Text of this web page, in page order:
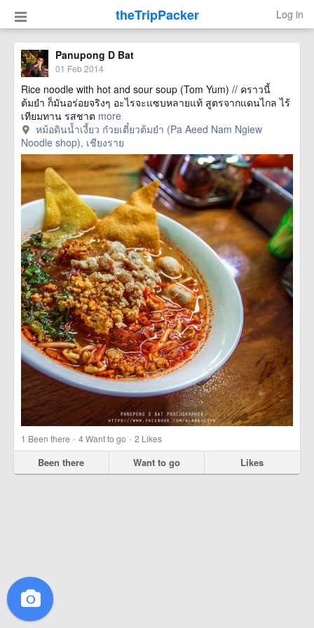
theTripPacker Log in
Panupong D Bat
01 Feb 2014
Rice noodle with hot and sour soup (Tom Yum) // คราวนี้
ต้มยำ ก็มันอร่อยจริงๆ อะไรจะแซบหลายแท้ สูตรจากแดนไกล ไร้
เทียมทาน รสชาต more
หม้อดินน้ำเงี้ยว ก๋วยเตี๋ยวต้มยำ (Pa Aeed Nam Ngiew
Noodle shop), เชียงราย
1 Been there · 4Want to go · 2 Likes
Been there Want to go Likes